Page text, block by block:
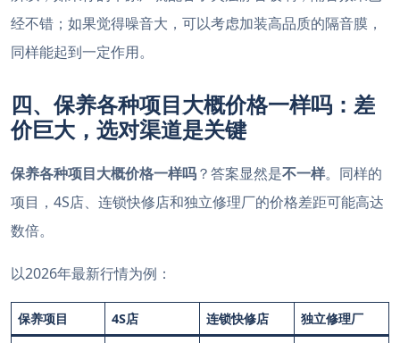
经不错；如果觉得噪音大，可以考虑加装高品质的隔音膜，
同样能起到一定作用。
四、保养各种项目大概价格一样吗：差
价巨大，选对渠道是关键
保养各种项目大概价格一样吗？答案显然是不一样。同样的
项目，4S店、连锁快修店和独立修理厂的价格差距可能高达
数倍。
以2026年最新行情为例 ：
保养项目 4S店 连锁快修店
独立修理厂